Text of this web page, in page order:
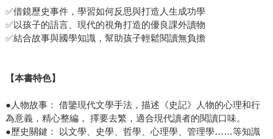
✅借鏡歷史事件，學習如何反思與打造人生成功學
✅以孩子的語言、現代的視角打造的優良課外讀物
✅結合故事與國學知識，幫助孩子輕鬆閱讀無負擔
【本書特色】
●人物故事： 借鑒現代文學手法，描述《史記》人物的心理和行
為意義，精心整編， 擇要去繁，適合現代讀者的閱讀口味。
●歷史關鍵： 以文學、史學、哲學、心理學、管理學……等知識